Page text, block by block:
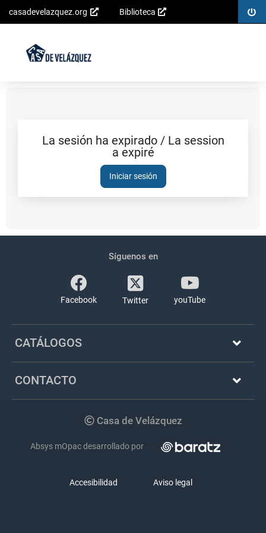
Saltar al
casadevelazquez.org Biblioteca
Sesión
expirada
La sesión ha expirado / La session
a expiré
Iniciar sesión
Síguenos en
Facebook Twitter youTube
CATÁLOGOS
CONTACTO
Casa de Velázquez
Absys mOpac desarrollado por
Accesibilidad Aviso legal